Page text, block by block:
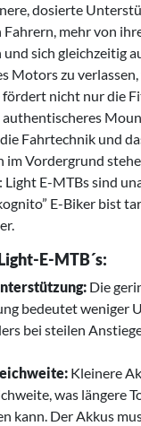
dosierte
mehr von
sich gleichzeitig
Motors zu
fördert nicht nur die
authentischeres
Fahrtechnik und
im Vordergrund
Light E-MTBs sind
E-Biker bist
E-MTB´s:
Die
bedeutet weniger
bei steilen
Kleinere
was längere
kann. Der Akkus